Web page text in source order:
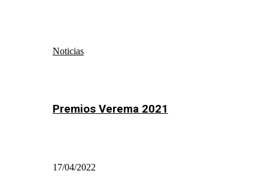
Noticias
Premios Verema 2021
17/04/2022